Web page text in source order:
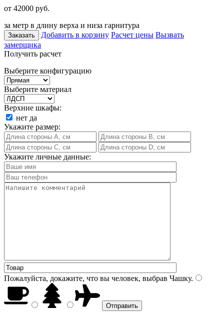
от 42000 руб.
за метр в длину верха и низа гарнитура
Заказать Добавить в корзину Расчет цены Вызвать
замерщика
Получить расчет
Выберите конфигурацию
Выберите материал
Верхние шкафы:
нет да
Укажите размер:
Укажите личные данные:
Пожалуйста, докажите, что вы человек, выбрав Чашку.